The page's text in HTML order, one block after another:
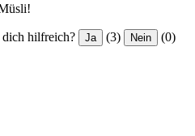
hilfreich? Ja (3) Nein (0)